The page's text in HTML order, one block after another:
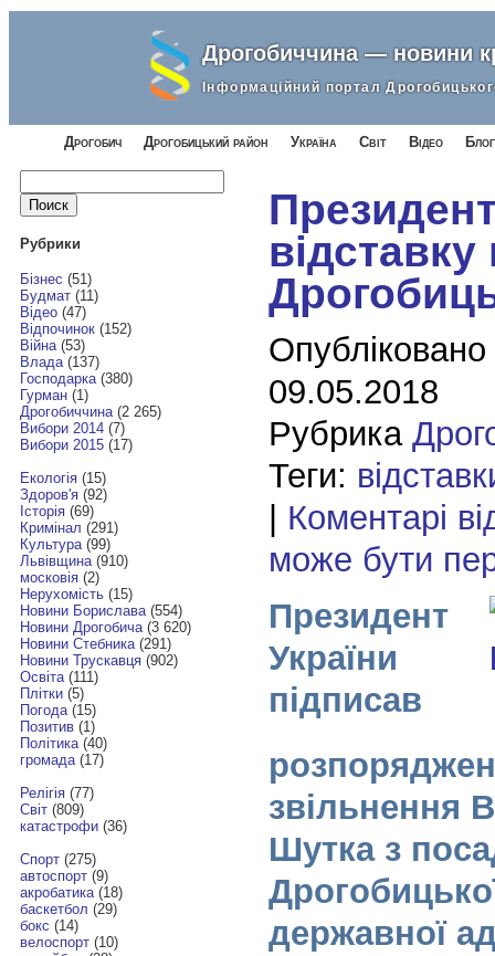
Дрогобиччина — новини
Інформаційний портал
Дрогобич Дрогобицький район Україна Світ Відео
Найти:
Рубрики
Бізнес (51)
Будмат(11)
Відео(47)
Відпочинок(152)
Війна(53)
Влада(137)
Господарка(380)
Гурман(1)
Дрогобиччина(2 265)
Вибори 2014(7)
Вибори 2015(17)
Екологія(15)
Здоров'я(92)
Історія(69)
Кримінал (291)
Культура(99)
Львівщина(910)
московія(2)
Нерухомість(15)
Новини Борислава(554)
Новини Дрогобича(3 620)
Новини Стебника(291)
Новини Трускавця(902)
Освіта(111)
Плітки(5)
Погода(15)
Позитив(1)
Політика(40)
громада(17)
Релігія(77)
Світ(809)
катастрофи(36)
Спорт(275)
автоспорт(9)
акробатика(18)
баскетбол (29)
бокс (14)
велоспорт(10)
09.05.2018
Рубрика
Теги:
| Коментарі
може бути
Президент
України
підписав
звільнення
Шутка з
державної